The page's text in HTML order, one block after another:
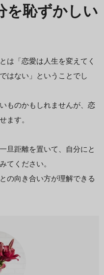
を恥ずかしい
は「恋愛は人生を変えてく
はない」ということでし
ものかもしれませんが、恋
ます。
旦距離を置いて、自分にと
てください。
の向き合い方が理解できる